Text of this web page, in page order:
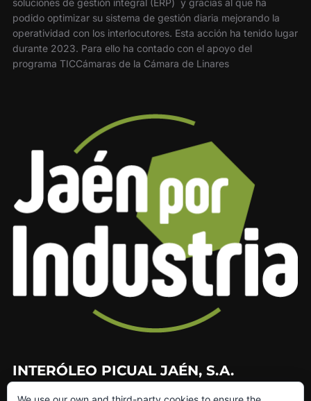
soluciones de gestión integral (ERP) y gracias al que ha
podido optimizar su sistema de gestión diaria mejorando la
operatividad con los interlocutores. Esta acción ha tenido lugar
durante 2023. Para ello ha contado con el apoyo del
programa TICCámaras de la Cámara de Linares
INTERÓLEO PICUAL JAÉN, S.A.